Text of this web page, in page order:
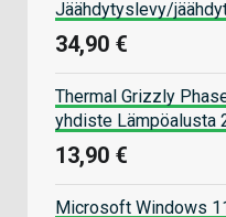
Jäähdytyslevy/
34,90 €
Thermal Grizzly
yhdiste Lämpöalusta
13,90 €
Microsoft Windows